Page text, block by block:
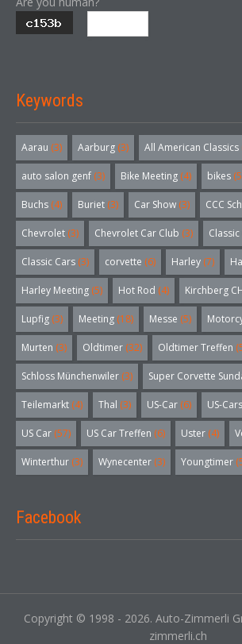
Keywords
Aarau (3) Aarburg (3) All American Classics
auto salon genf (3) Bike Meeting (4) bikes
Buchs (4) Buriet (3) Car Show (3) CCC
Chevrolet (3) Chevrolet Car Club (3)
Classic Cars (3) corvette (6) Harley (7)
Harley Meeting (5) Hot Rod (4) Kirchberg
Lupfig (3) Meeting (18) Messe (5)
Murten (3) Oldtimer (32) Oldtimer Treffen
Schloss Münchenwiler (3) Super Corvette
Teilemarkt (4) Thal (3) US-Car (6) US-Cars
US Car (57) US Car Treffen (6) Uster (4)
Winterthur (3) Wynecenter (3) Youngtimer
Facebook
Copyright © 1998 - 2026. Auto-Zimmerli
zimmerli.ch